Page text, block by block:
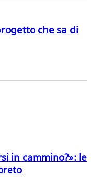
che sa di
in cammino?»: le